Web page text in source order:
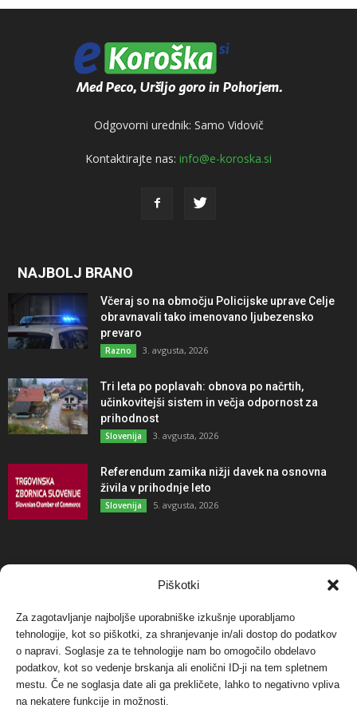
Piškotki
Za zagotavljanje najboljše uporabniške izkušnje uporabljamo
tehnologije, kot so piškotki, za shranjevanje in/ali dostop do podatkov
o napravi. Soglasje za te tehnologije nam bo omogočilo obdelavo
podatkov, kot so vedenje brskanja ali enolični ID-ji na tem spletnem
mestu. Če ne soglasja date ali ga prekličete, lahko to negativno vpliva
na nekatere funkcije in možnosti.
Odgovorni urednik: Samo Vidovič
Kontaktirajte nas: info@e-koroska.si
NAJBOLJ BRANO
Včeraj so na območju Policijske uprave Celje
obravnavali tako imenovano ljubezensko
prevaro
Razno 3. avgusta, 2026
Tri leta po poplavah: obnova po načrtih,
učinkovitejši sistem in večja odpornost za
prihodnost
Slovenija 3. avgusta, 2026
Referendum zamika nižji davek na osnovna
živila v prihodnje leto
Slovenija 5. avgusta, 2026
NAJBOLJ KOMENTIRANO
Protest proti vetrnim elektrarnam na Ojstrici, v
svetu pa vedno bolj...
Dogodki 12. maja, 2017
Tožilstvo v Celovcu v korist elektrarnam
Verbund